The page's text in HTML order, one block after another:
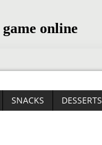
SNACKS DESSERTS